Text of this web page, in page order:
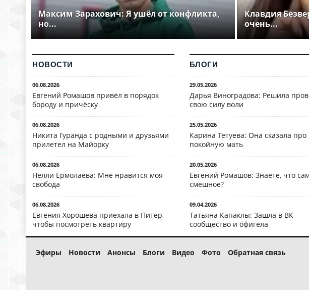
Максим Зарахович: Я ушёл от конфликта,
но...
Клавдия
очень...
НОВОСТИ
06.08.2026
Евгений Ромашов привёл в порядок
бороду и причёску
06.08.2026
Никита Гуранда с родными и друзьями
прилетел на Майорку
06.08.2026
Нелли Ермолаева: Мне нравится моя
свобода
06.08.2026
Евгения Хорошева приехала в Питер,
чтобы посмотреть квартиру
БЛОГИ
29.05.2026
Дарья Виноградова: Решила
свою силу воли
25.05.2026
Карина Тетуева: Она сказала
покойную мать
20.05.2026
Евгений Ромашов: Знаете, что
смешное?
09.04.2026
Татьяна Капаклы: Зашла в ВК-
сообщество и офигела
Эфиры Новости Анонсы Блоги Видео Фото Обратная связь